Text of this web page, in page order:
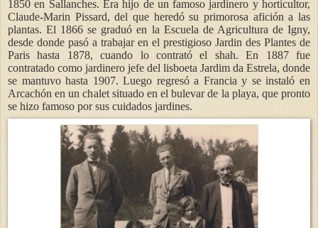
1850 en Sallanches. Era hijo de un famoso jardinero y horticultor,
Claude-Marin Pissard, del que heredó su primorosa afición a las
plantas. El 1866 se graduó en la Escuela de Agricultura de Igny,
desde donde pasó a trabajar en el prestigioso Jardin des Plantes de
Paris hasta 1878, cuando lo contrató el shah. En 1887 fue
contratado como jardinero jefe del lisboeta Jardim da Estrela, donde
se mantuvo hasta 1907. Luego regresó a Francia y se instaló en
Arcachón en un chalet situado en el bulevar de la playa, que pronto
se hizo famoso por sus cuidados jardines.